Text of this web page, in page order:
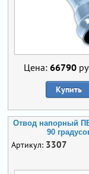
Цена: 66790
Купить
Отвод напорный
90
Артикул: 3307